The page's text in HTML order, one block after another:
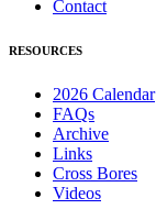
Contact
RESOURCES
2026 Calendar
FAQs
Archive
Links
Cross Bores
Videos